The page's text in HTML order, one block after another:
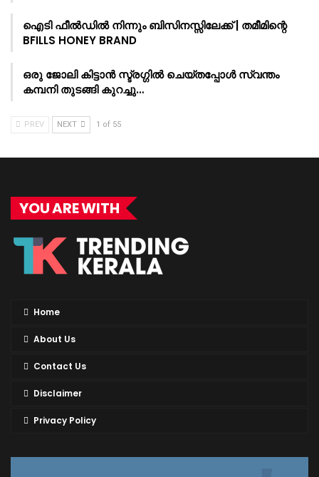
ഐടി ഫീൽഡിൽ നിന്നും ബിസിനസ്സിലേക്ക് | തമീമിന്റെ
BFILLS HONEY BRAND
ഒരു ജോലി കിട്ടാൻ സ്ട്രഗ്ഗിൽ ചെയ്തപ്പോൾ സ്വന്തം
കമ്പനി തുടങ്ങി കുറച്ചു…
PREV NEXT 1 of 55
YOU ARE WITH
Home
About Us
Contact Us
Disclaimer
Privacy Policy